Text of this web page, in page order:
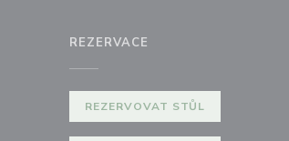
REZERVACE
REZERVOVAT STŮL